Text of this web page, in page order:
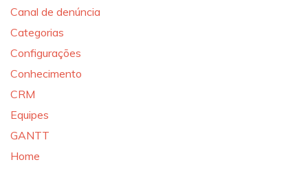
Canal de denúncia
Categorias
Configurações
Conhecimento
CRM
Equipes
GANTT
Home